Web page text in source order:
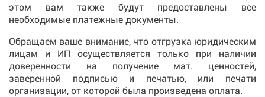
этом вам также будут предоставлены все
необходимые платежные документы.
Обращаем ваше внимание, что отгрузка юридическим
лицам и ИП осуществляется только при наличии
доверенности на получение мат. ценностей,
заверенной подписью и печатью, или печати
организации, от которой была произведена оплата.